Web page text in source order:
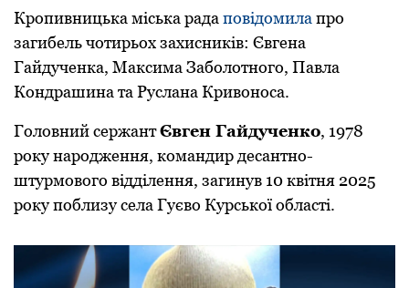
Кропивницька міська рада повідомила про
загибель чотирьох захисників: Євгена
Гайдученка, Максима Заболотного, Павла
Кондрашина та Руслана Кривоноса.
Головний сержантЄвген Гайдученко, 1978
року народження, командир десантно-
штурмового відділення, загинув 10 квітня 2025
року поблизу села Гуєво Курської області.